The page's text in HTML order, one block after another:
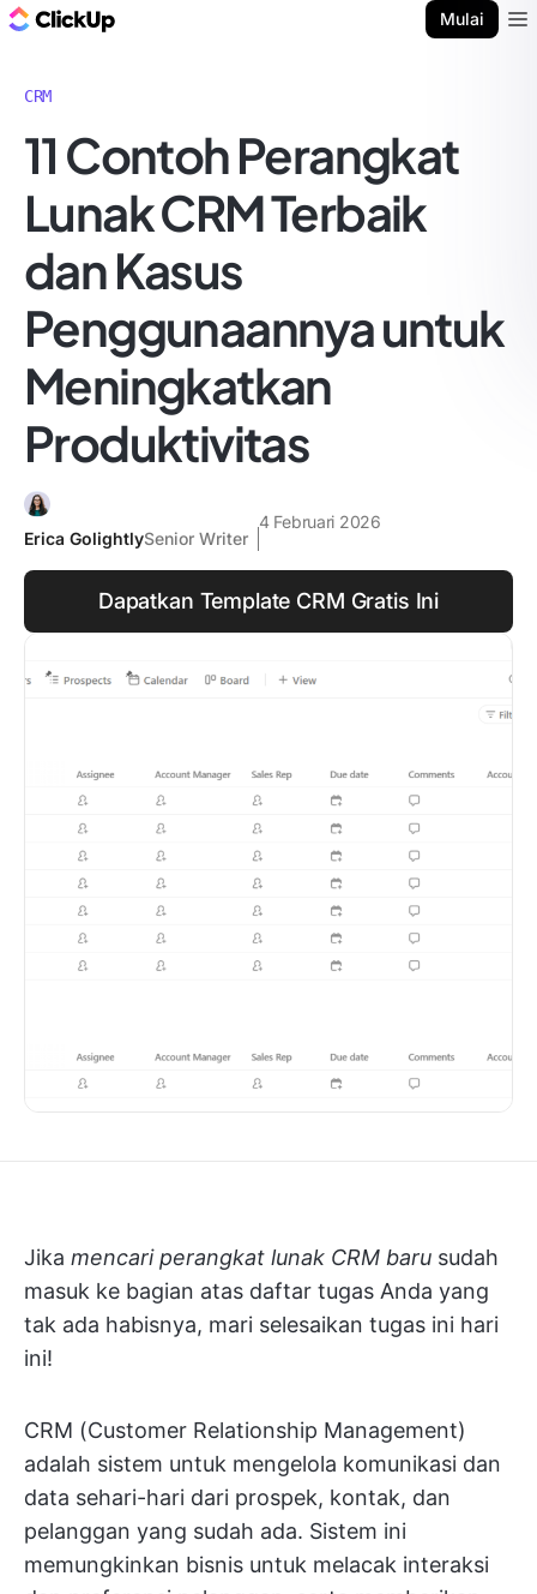
Mulai
CRM
11 Contoh Perangkat
Lunak CRM Terbaik
dan Kasus
Penggunaannya untuk
Meningkatkan
Produktivitas
Erica GolightlySenior Writer
4 Februari 2026
Dapatkan Template CRM Gratis Ini
Jika mencari perangkat lunak CRM baru sudah
masuk ke bagian atas daftar tugas Anda yang
tak ada habisnya, mari selesaikan tugas ini hari
ini!
CRM (Customer Relationship Management)
adalah sistem untuk mengelola komunikasi dan
data sehari-hari dari prospek, kontak, dan
pelanggan yang sudah ada. Sistem ini
memungkinkan bisnis untuk melacak interaksi